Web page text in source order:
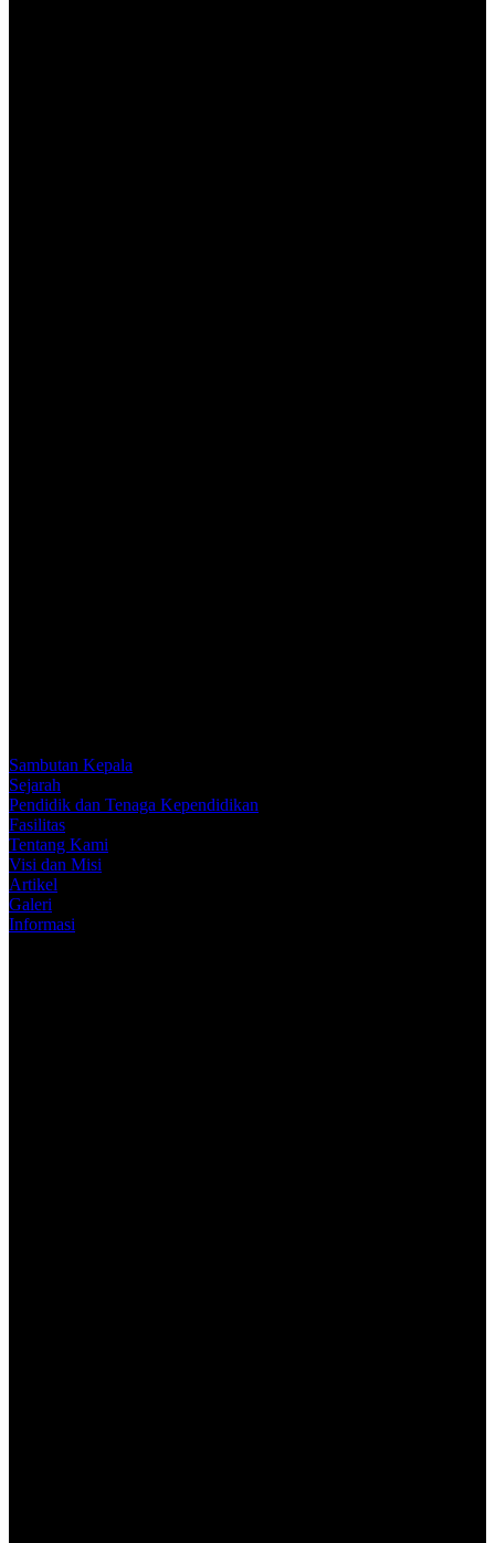
Sambutan Kepala
Sejarah
Pendidik dan Tenaga Kependidikan
Fasilitas
Tentang Kami
Visi dan Misi
Artikel
Galeri
Informasi